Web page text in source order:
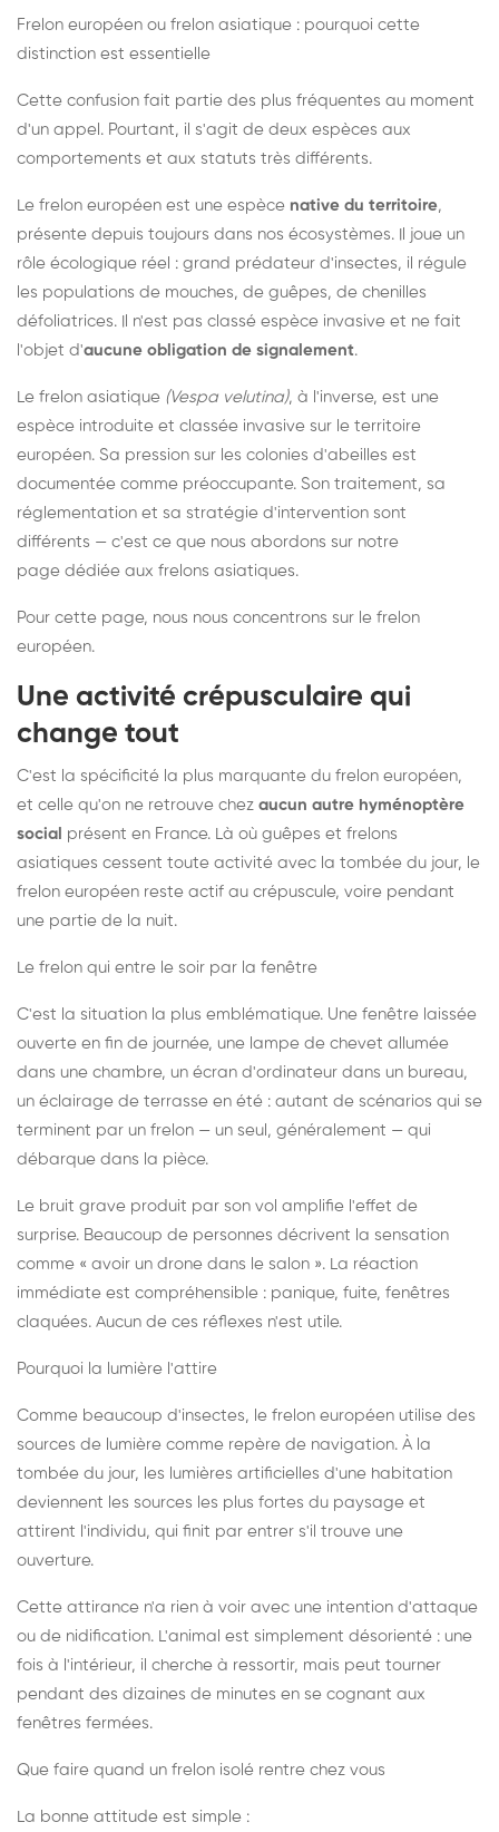
Frelon européen ou frelon asiatique : pourquoi cette
distinction est essentielle
Cette confusion fait partie des plus fréquentes au moment
d'un appel. Pourtant, il s'agit de deux espèces aux
comportements et aux statuts très différents.
Le frelon européen est une espèce native du territoire,
présente depuis toujours dans nos écosystèmes. Il joue un
rôle écologique réel : grand prédateur d'insectes, il régule
les populations de mouches, de guêpes, de chenilles
défoliatrices. Il n'est pas classé espèce invasive et ne fait
l'objet d'aucune obligation de signalement.
Le frelon asiatique (Vespa velutina), à l'inverse, est une
espèce introduite et classée invasive sur le territoire
européen. Sa pression sur les colonies d'abeilles est
documentée comme préoccupante. Son traitement, sa
réglementation et sa stratégie d'intervention sont
différents — c'est ce que nous abordons sur notre
page dédiée aux frelons asiatiques.
Pour cette page, nous nous concentrons sur le frelon
européen.
Une activité crépusculaire qui
change tout
C'est la spécificité la plus marquante du frelon européen,
et celle qu'on ne retrouve chez aucun autre hyménoptère
social présent en France. Là où guêpes et frelons
asiatiques cessent toute activité avec la tombée du jour, le
frelon européen reste actif au crépuscule, voire pendant
une partie de la nuit.
Le frelon qui entre le soir par la fenêtre
C'est la situation la plus emblématique. Une fenêtre laissée
ouverte en fin de journée, une lampe de chevet allumée
dans une chambre, un écran d'ordinateur dans un bureau,
un éclairage de terrasse en été : autant de scénarios qui se
terminent par un frelon — un seul, généralement — qui
débarque dans la pièce.
Le bruit grave produit par son vol amplifie l'effet de
surprise. Beaucoup de personnes décrivent la sensation
comme « avoir un drone dans le salon ». La réaction
immédiate est compréhensible : panique, fuite, fenêtres
claquées. Aucun de ces réflexes n'est utile.
Pourquoi la lumière l'attire
Comme beaucoup d'insectes, le frelon européen utilise des
sources de lumière comme repère de navigation. À la
tombée du jour, les lumières artificielles d'une habitation
deviennent les sources les plus fortes du paysage et
attirent l'individu, qui finit par entrer s'il trouve une
ouverture.
Cette attirance n'a rien à voir avec une intention d'attaque
ou de nidification. L'animal est simplement désorienté : une
fois à l'intérieur, il cherche à ressortir, mais peut tourner
pendant des dizaines de minutes en se cognant aux
fenêtres fermées.
Que faire quand un frelon isolé rentre chez vous
La bonne attitude est simple :